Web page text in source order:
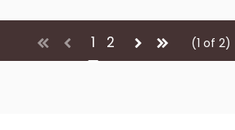
1 2 (1 of 2)